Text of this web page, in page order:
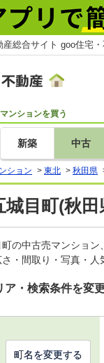
産総合サイト goo住宅
マンションを買う
新築 中古
ション > 東北 > 秋田県
城目町(秋
の中古売マンショ
・間取り・写真・
ア・検索条件を変
町名を変更する